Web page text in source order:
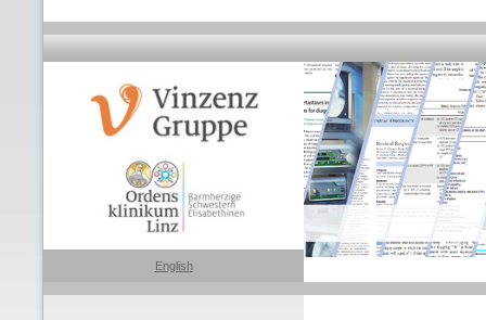
English